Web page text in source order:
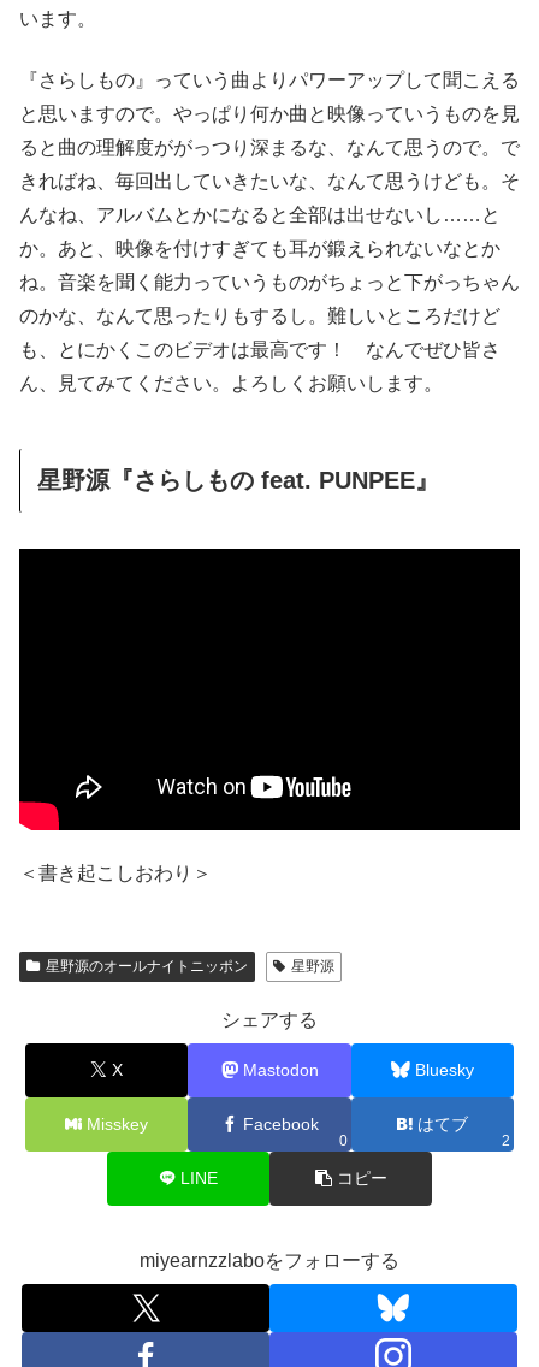
います。
『さらしもの』っていう曲よりパワーアップして聞こえる
と思いますので。やっぱり何か曲と映像っていうものを見
ると曲の理解度ががっつり深まるな、なんて思うので。で
きればね、毎回出していきたいな、なんて思うけども。そ
んなね、アルバムとかになると全部は出せないし……と
か。あと、映像を付けすぎても耳が鍛えられないなとか
ね。音楽を聞く能力っていうものがちょっと下がっちゃん
のかな、なんて思ったりもするし。難しいところだけど
も、とにかくこのビデオは最高です！ なんでぜひ皆さ
ん、見てみてください。よろしくお願いします。
星野源『さらしもの feat. PUNPEE』
＜書き起こしおわり＞
星野源のオールナイトニッポン 星野源
シェアする
X Mastodon Bluesky
Misskey Facebook
0
はてブ
2
LINE コピー
miyearnzzlaboをフォローする